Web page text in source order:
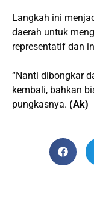
Langkah ini
daerah untuk
representatif dan
“Nanti dibongkar
kembali, bahkan
pungkasnya. (Ak)